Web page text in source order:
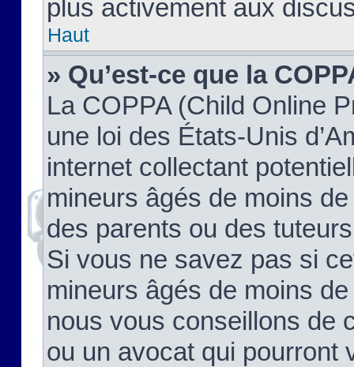
plus activement aux
Haut
» Qu’est-ce que la
La COPPA (Child Online
une loi des États-Unis
internet collectant
mineurs âgés de moins
des parents ou des
Si vous ne savez pas si
mineurs âgés de moins
nous vous conseillons de
ou un avocat qui pourront